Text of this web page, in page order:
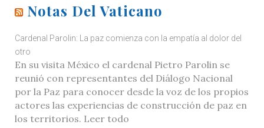
Notas Del Vaticano
Cardenal Parolin: La paz comienza con la empatía al dolor del
otro
En su visita México el cardenal Pietro Parolin se
reunió con representantes del Diálogo Nacional
por la Paz para conocer desde la voz de los propios
actores las experiencias de construcción de paz en
los territorios. Leer todo